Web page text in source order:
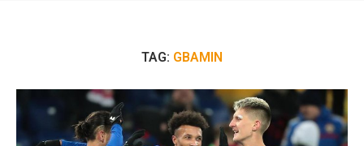
TAG: GBAMIN